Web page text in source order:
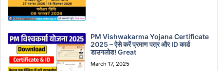
PM Vishwakarma Yojana Certificate
2025 – ऐसे करें प्रमाण पत्र और ID कार्ड
डाउनलोड! Great
March 17, 2025